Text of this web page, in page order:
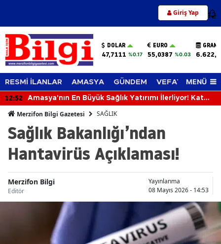
Giriş Yap 12
DOLAR
47,7111 %0.17
EURO
55,0387 %0.03
RESMİ İLANLAR AMASYA GÜNDEM VEFAT EDENLER
MENÜ
12:52
Amasya'nın En Büyük Sağlık Yatırımı İlerliyor! Kat
Merzifon Bilgi Gazetesi SAĞLIK
Sağlık Bakanlığı’ndan
Hantavirüs Açıklaması!
Merzifon Bilgi
Editör
Yayınlanma
08 Mayıs 2026 - 14:53